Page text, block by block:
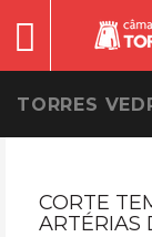
TORRES
CORTE
ARTÉRIAS